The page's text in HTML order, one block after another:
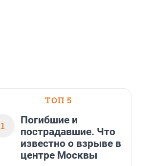
ТОП 5
1
Погибшие и
пострадавшие. Что
известно о взрыве в
центре Москвы